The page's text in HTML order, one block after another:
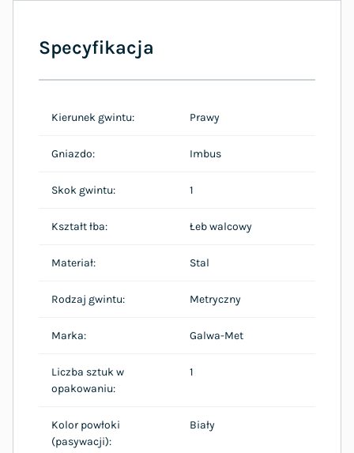
Specyfikacja
Kierunek gwintu: Prawy
Gniazdo: Imbus
Skok gwintu: 1
Kształt łba: Łeb walcowy
Materiał: Stal
Rodzaj gwintu: Metryczny
Marka: Galwa-Met
Liczba sztuk w
opakowaniu:
1
Kolor powłoki
(pasywacji):
Biały